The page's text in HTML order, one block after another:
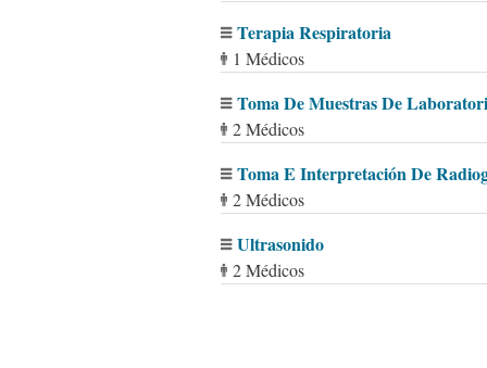
Terapia Respiratoria
1 Médicos
Toma De Muestras De
2 Médicos
Toma E Interpretación De
2 Médicos
Ultrasonido
2 Médicos